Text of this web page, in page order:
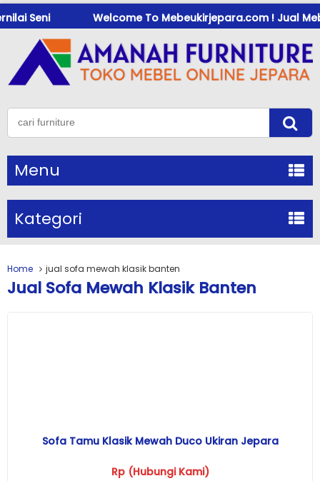
Seni Welcome To Mebeukirjepara.com ! Jual
Menu
Kategori
Home jual sofa mewah klasik banten
Jual Sofa Mewah Klasik Banten
Sofa Tamu Klasik Mewah Duco Ukiran Jepara
Rp (Hubungi Kami)